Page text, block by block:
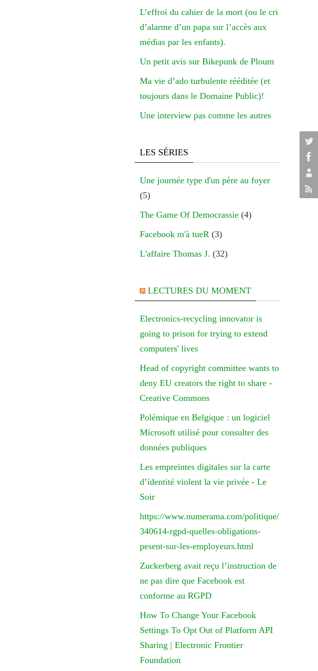
L’effroi du cahier de la mort (ou le cri
d’alarme d’un papa sur l’accès aux
médias par les enfants).
Un petit avis sur Bikepunk de Ploum
Ma vie d’ado turbulente rééditée (et
toujours dans le Domaine Public)!
Une interview pas comme les autres
LES SÉRIES
Une journée type d'un père au foyer
(5)
The Game Of Democrassie (4)
Facebook m'à tueR (3)
L'affaire Thomas J. (32)
LECTURES DU MOMENT
Electronics-recycling innovator is
going to prison for trying to extend
computers' lives
Head of copyright committee wants to
deny EU creators the right to share -
Creative Commons
Polémique en Belgique : un logiciel
Microsoft utilisé pour consulter des
données publiques
Les empreintes digitales sur la carte
d’identité violent la vie privée - Le
Soir
https://www.numerama.com/politique/
340614-rgpd-quelles-obligations-
pesent-sur-les-employeurs.html
Zuckerberg avait reçu l’instruction de
ne pas dire que Facebook est
conforme au RGPD
How To Change Your Facebook
Settings To Opt Out of Platform API
Sharing | Electronic Frontier
Foundation